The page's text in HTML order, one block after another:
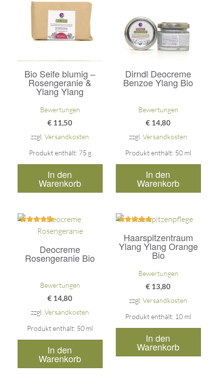
Bio Seife blumig –
Rosengeranie &
Ylang Ylang
5.00
von 5
Bewertungen
€ 11,50
zzgl.Versandkosten
Produkt enthält: 75 g
In den
Warenkorb
Dirndl Deocreme
Benzoe Ylang Bio
Bewertungen
€ 14,80
zzgl.Versandkosten
Produkt enthält: 50 ml
In den
Warenkorb
Deocreme
Rosengeranie Bio
Bewertet
mit
von 5
Bewertungen
€ 14,80
zzgl.Versandkosten
Produkt enthält: 50 ml
In den
Warenkorb
Haarspitzentraum
Ylang Ylang Orange
Bio
mit
5.00
von 5
Bewertungen
€ 13,80
zzgl.Versandkosten
Produkt enthält: 10 ml
In den
Warenkorb